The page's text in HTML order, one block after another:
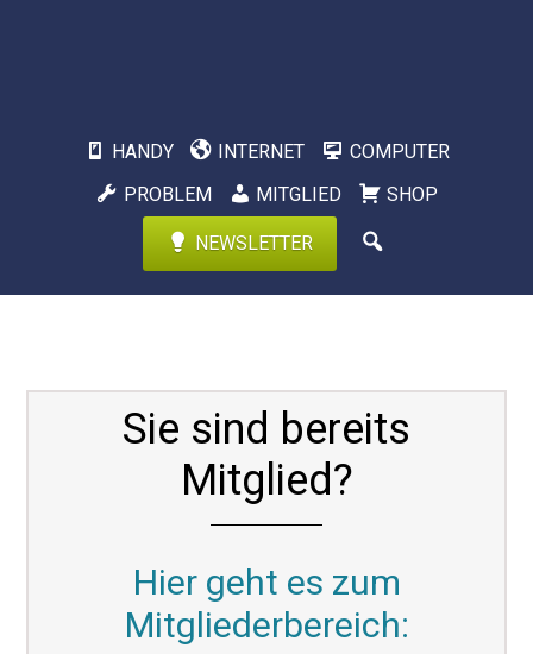
HANDY INTERNET
COMPUTER
PROBLEM
MITGLIED SHOP
NEWSLETTER
Sie sind bereits
Mitglied?
Hier geht es zum
Mitgliederbereich: